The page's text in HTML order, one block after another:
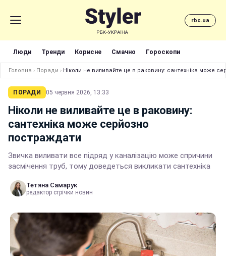
rbc.ua
Люди Тренди Корисне Смачно Гороскопи
Головна › Поради › Ніколи не виливайте це в раковину: сантехніка може
ПОРАДИ 05 червня 2026, 13:33
Ніколи не виливайте це в раковину:
сантехніка може серйозно
постраждати
Звичка виливати все підряд у каналізацію може спричини
засмічення труб, тому доведеться викликати сантехніка
Тетяна Самарук
редактор стрічки новин